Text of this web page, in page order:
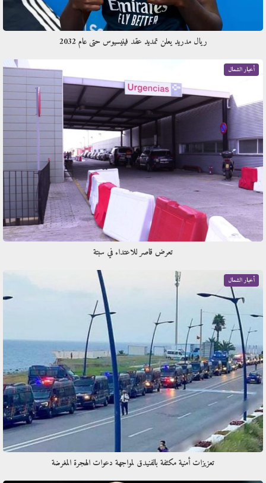
ريال مدريد يعلن تمديد عقد فينيسيوس حتى عام 2032
أخبار الشمال
تعرض قاصر للاعتداء في سبتة
أخبار الشمال
تعزيزات أمنية مكثفة بالفنيدق لمواجهة دعوات الهجرة المغرضة